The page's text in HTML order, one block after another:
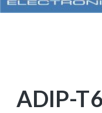
ADIP-